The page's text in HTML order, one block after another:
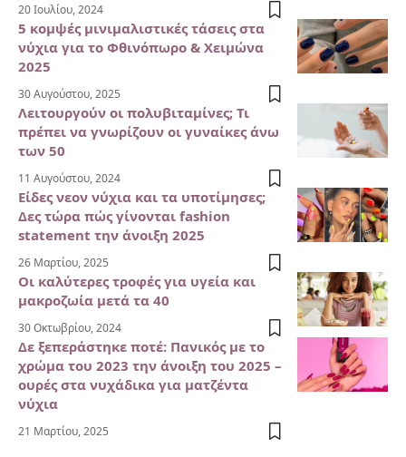
20 Ιουλίου, 2024
5 κομψές μινιμαλιστικές τάσεις στα
νύχια για το Φθινόπωρο & Χειμώνα
2025
30 Αυγούστου, 2025
Λειτουργούν οι πολυβιταμίνες; Τι
πρέπει να γνωρίζουν οι γυναίκες άνω
των 50
11 Αυγούστου, 2024
Είδες νεον νύχια και τα υποτίμησες;
Δες τώρα πώς γίνονται fashion
statement την άνοιξη 2025
26 Μαρτίου, 2025
Οι καλύτερες τροφές για υγεία και
μακροζωία μετά τα 40
30 Οκτωβρίου, 2024
Δε ξεπεράστηκε ποτέ: Πανικός με το
χρώμα του 2023 την άνοιξη του 2025 –
ουρές στα νυχάδικα για ματζέντα
νύχια
21 Μαρτίου, 2025